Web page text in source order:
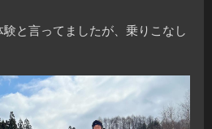
と言ってましたが、乗りこなし